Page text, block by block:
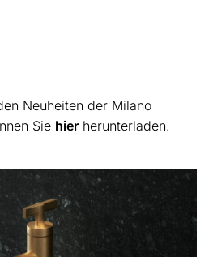
Neuheiten der Milano
Sie hier herunterladen.